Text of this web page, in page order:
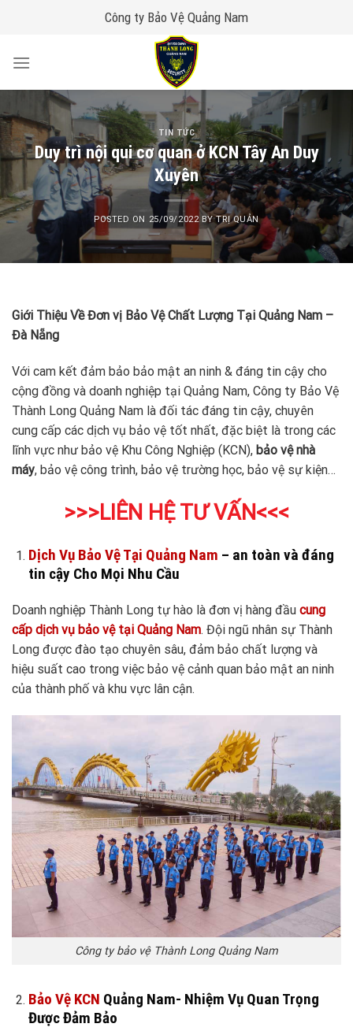
Công ty Bảo Vệ Quảng Nam
TIN TỨC
Duy trì nội qui cơ quan ở KCN Tây An Duy
Xuyên
POSTED ON 25/09/2022BYTRỊ QUẢN
Giới Thiệu Về Đơn vị Bảo Vệ Chất Lượng Tại Quảng Nam –
Đà Nẵng
Với cam kết đảm bảo bảo mật an ninh & đáng tin cậy cho
cộng đồng và doanh nghiệp tại Quảng Nam, Công ty Bảo Vệ
Thành Long Quảng Nam là đối tác đáng tin cậy, chuyên
cung cấp các dịch vụ bảo vệ tốt nhất, đặc biệt là trong các
lĩnh vực như bảo vệ Khu Công Nghiệp (KCN), bảo vệ nhà
máy, bảo vệ công trình, bảo vệ trường học, bảo vệ sự kiện…
>>>LIÊN HỆ TƯ VẤN<<<
Dịch Vụ Bảo Vệ Tại Quảng Nam – an toàn và đáng
tin cậy Cho Mọi Nhu Cầu
Doanh nghiệp Thành Long tự hào là đơn vị hàng đầu cung
cấp dịch vụ bảo vệ tại Quảng Nam. Đội ngũ nhân sự Thành
Long được đào tạo chuyên sâu, đảm bảo chất lượng và
hiệu suất cao trong việc bảo vệ cảnh quan bảo mật an ninh
của thành phố và khu vực lân cận.
Công ty bảo vệ Thành Long Quảng Nam
Bảo Vệ KCN Quảng Nam- Nhiệm Vụ Quan Trọng
Được Đảm Bảo